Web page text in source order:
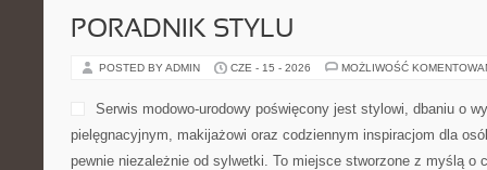
PORADNIK STYLU
POSTED BY ADMIN CZE - 15 - 2026 MOŻLIWOŚĆ
Serwis modowo-urodowy poświęcony jest stylowi, dbaniu o
pielęgnacyjnym, makijażowi oraz codziennym inspiracjom dla
pewnie niezależnie od sylwetki. To miejsce stworzone z myślą o